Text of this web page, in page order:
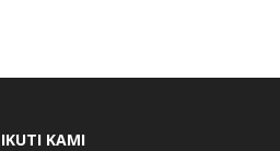
IKUTI KAMI